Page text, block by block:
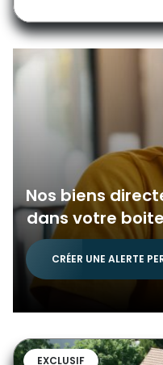
Nos biens
dans votre
CRÉER UNE ALERTE
EXCLUSIF